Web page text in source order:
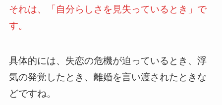
それは、「自分らしさを見失っているとき」で
す。
具体的には、失恋の危機が迫っているとき、浮
気の発覚したとき、離婚を言い渡されたときな
どですね。